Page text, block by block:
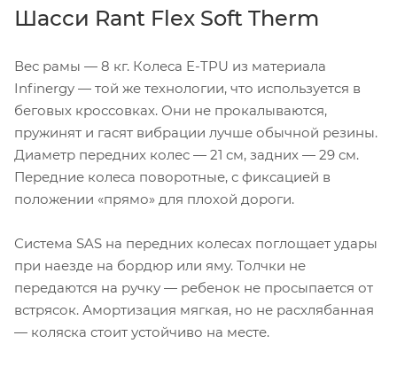
Шасси Rant Flex Soft Therm
Вес рамы — 8 кг. Колеса E-TPU из материала
Infinergy — той же технологии, что используется в
беговых кроссовках. Они не прокалываются,
пружинят и гасят вибрации лучше обычной резины.
Диаметр передних колес — 21 см, задних — 29 см.
Передние колеса поворотные, с фиксацией в
положении «прямо» для плохой дороги.
Система SAS на передних колесах поглощает удары
при наезде на бордюр или яму. Толчки не
передаются на ручку — ребенок не просыпается от
встрясок. Амортизация мягкая, но не расхлябанная
— коляска стоит устойчиво на месте.